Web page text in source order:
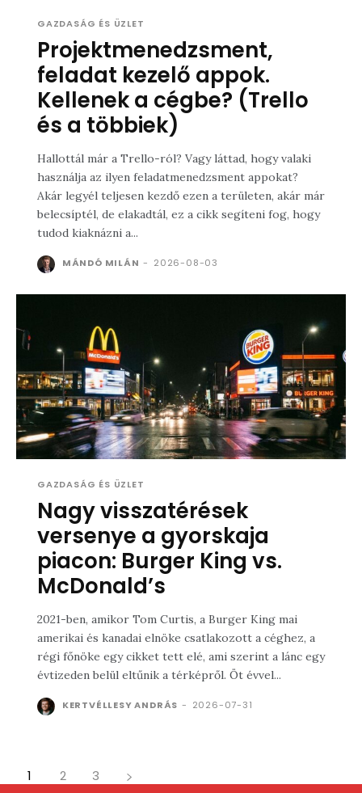
GAZDASÁG ÉS ÜZLET
Projektmenedzsment,
feladat kezelő appok.
Kellenek a cégbe? (Trello
és a többiek)
Hallottál már a Trello-ról? Vagy láttad, hogy valaki
használja az ilyen feladatmenedzsment appokat?
Akár legyél teljesen kezdő ezen a területen, akár már
belecsíptél, de elakadtál, ez a cikk segíteni fog, hogy
tudod kiaknázni a...
MÁNDÓ MILÁN - 2026-08-03
GAZDASÁG ÉS ÜZLET
Nagy visszatérések
versenye a gyorskaja
piacon: Burger King vs.
McDonald’s
2021-ben, amikor Tom Curtis, a Burger King mai
amerikai és kanadai elnöke csatlakozott a céghez, a
régi főnöke egy cikket tett elé, ami szerint a lánc egy
évtizeden belül eltűnik a térképről. Öt évvel...
KERTVÉLLESY ANDRÁS - 2026-07-31
1 2 3